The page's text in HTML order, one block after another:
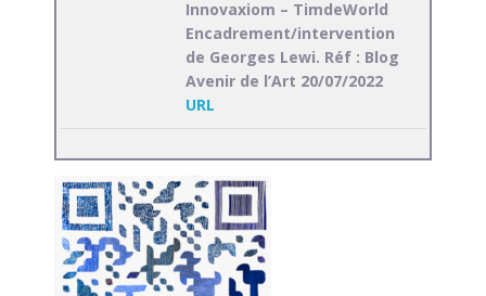
Innovaxiom – TimdeWorld
Encadrement/intervention
de Georges Lewi. Réf : Blog
Avenir de l’Art 20/07/2022
URL